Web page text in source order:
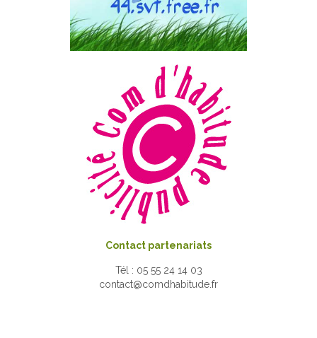
Contact partenariats
Tél : 05 55 24 14 03
contact@comdhabitude.fr